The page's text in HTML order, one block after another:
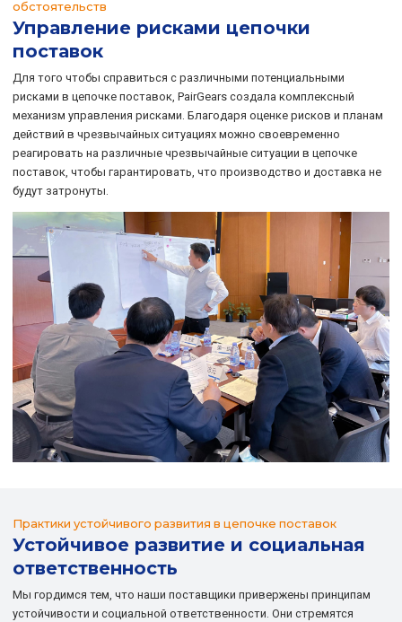
обстоятельств
Управление рисками цепочки
поставок
Для того чтобы справиться с различными потенциальными
рисками в цепочке поставок, PairGears создала комплексный
механизм управления рисками. Благодаря оценке рисков и планам
действий в чрезвычайных ситуациях можно своевременно
реагировать на различные чрезвычайные ситуации в цепочке
поставок, чтобы гарантировать, что производство и доставка не
будут затронуты.
Практики устойчивого развития в цепочке поставок
Устойчивое развитие и социальная
ответственность
Мы гордимся тем, что наши поставщики привержены принципам
устойчивости и социальной ответственности. Они стремятся